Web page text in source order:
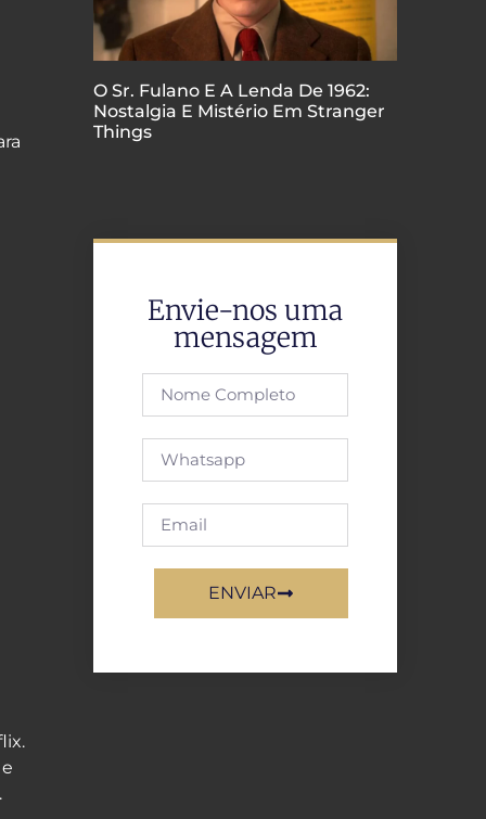
O Sr. Fulano E A Lenda De 1962:
Nostalgia E Mistério Em Stranger
Things
Envie-nos uma
mensagem
ENVIAR